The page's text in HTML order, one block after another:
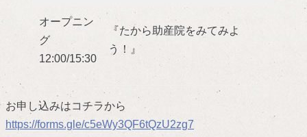
オープニン
グ
12:00/15:30
『たから助産院をみてみよ
う！』
お申し込みはコチラから
https://forms.gle/c5eWy3QF6tQzU2zg7